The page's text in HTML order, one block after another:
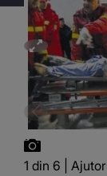
1 din 6 |